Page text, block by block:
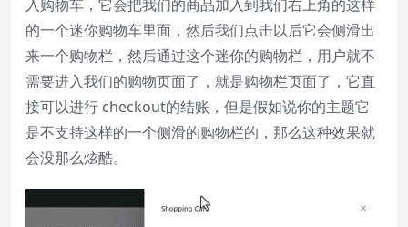
Loaded: 0%
Stream Type LIVE
Seek to live, currently behind liveLIVE
Remaining Time-0:00
1x
Playback Rate
Chapters
Chapters
入购物车，它会把我们的商品加入到我们右上角的这样
的一个迷你购物车里面，然后我们点击以后它会侧滑出
来一个购物栏，然后通过这个迷你的购物栏，用户就不
需要进入我们的购物页面了，就是购物栏页面了，它直
接可以进行 checkout的结账，但是假如说你的主题它
是不支持这样的一个侧滑的购物栏的，那么这种效果就
会没那么炫酷。